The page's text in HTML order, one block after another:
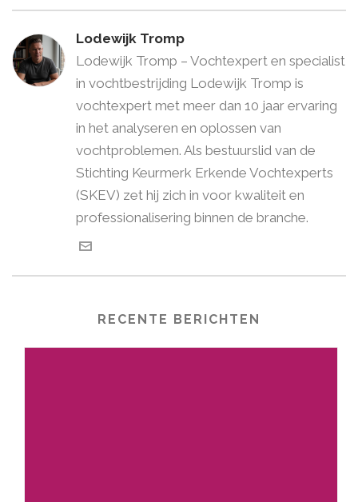
Lodewijk Tromp
Lodewijk Tromp – Vochtexpert en specialist
in vochtbestrijding Lodewijk Tromp is
vochtexpert met meer dan 10 jaar ervaring
in het analyseren en oplossen van
vochtproblemen. Als bestuurslid van de
Stichting Keurmerk Erkende Vochtexperts
(SKEV) zet hij zich in voor kwaliteit en
professionalisering binnen de branche.
RECENTE BERICHTEN